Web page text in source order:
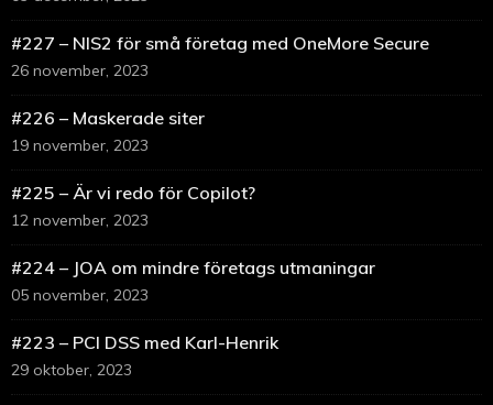
#227 – NIS2 för små företag med OneMore Secure
26 november, 2023
#226 – Maskerade siter
19 november, 2023
#225 – Är vi redo för Copilot?
12 november, 2023
#224 – JOA om mindre företags utmaningar
05 november, 2023
#223 – PCI DSS med Karl-Henrik
29 oktober, 2023